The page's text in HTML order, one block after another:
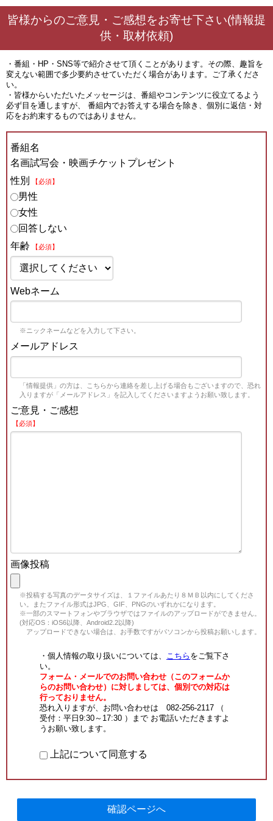
皆様からのご意見・ご感想をお寄せ下さい(情報提
供・取材依頼)
・番組・HP・SNS等で紹介させて頂くことがあります。その際、趣旨を
変えない範囲で多少要約させていただく場合があります。ご了承くださ
い。
・皆様からいただいたメッセージは、番組やコンテンツに役立てるよう
必ず目を通しますが、 番組内でお答えする場合を除き、個別に返信・対
応をお約束するものではありません。
番組名
名画試写会・映画チケットプレゼント
性別
【必須】
男性
女性
回答しない
年齢
【必須】
Webネーム
※ニックネームなどを入力して下さい。
メールアドレス
「情報提供」の方は、こちらから連絡を差し上げる場合もございますので、恐れ
入りますが「メールアドレス」を記入してくださいますようお願い致します。
ご意見・ご感想
【必須】
画像投稿
※投稿する写真のデータサイズは、１ファイルあたり８ＭＢ以内にしてくださ
い。またファイル形式はJPG、GIF、PNGのいずれかになります。
※一部のスマートフォンやブラウザではファイルのアップロードができません。
(対応OS：iOS6以降、Android2.2以降)
アップロードできない場合は、お手数ですがパソコンから投稿お願いします。
・個人情報の取り扱いについては、 こちら をご覧下さ
い。
フォーム・メールでのお問い合わせ（このフォームか
らのお問い合わせ）に対しましては、個別での対応は
行っておりません。
恐れ入りますが、お問い合わせは 082-256-2117 （
受付：平日9:30～17:30 ）まで お電話いただきますよ
うお願い致します。
上記について同意する
確認ページへ